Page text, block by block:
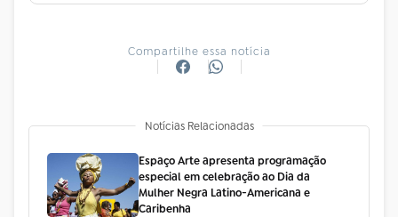
Compartilhe essa notícia
Notícias Relacionadas
Espaço Arte apresenta programação
especial em celebração ao Dia da
Mulher Negra Latino-Americana e
Caribenha